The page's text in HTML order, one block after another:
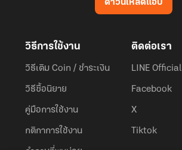
ดาวน์โหลดแอป
วิธีการใช้งาน
วิธีเติม Coin / ชำระเงิน
วิธีซื้อนิยาย
คู่มือการใช้งาน
กติกาการใช้งาน
ติดต่อเรา
LINE Official
Facebook
X
Tiktok